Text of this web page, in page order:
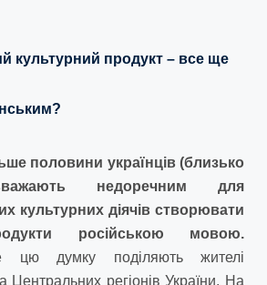
культурний продукт – все ще
половини українців (близько
недоречним для
культурних діячів створювати
російською мовою.
цю думку поділяють жителі
Центральних регіонів України. На